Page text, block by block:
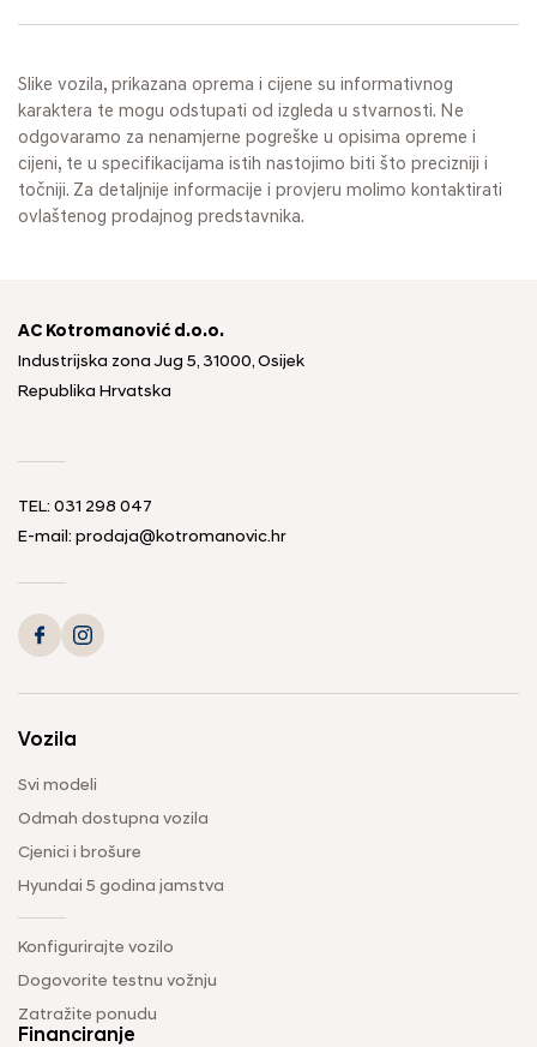
Slike vozila, prikazana oprema i cijene su informativnog
karaktera te mogu odstupati od izgleda u stvarnosti. Ne
odgovaramo za nenamjerne pogreške u opisima opreme i
cijeni, te u specifikacijama istih nastojimo biti što precizniji i
točniji. Za detaljnije informacije i provjeru molimo kontaktirati
ovlaštenog prodajnog predstavnika.
AC Kotromanović d.o.o.
Industrijska zona Jug 5, 31000, Osijek
Republika Hrvatska
TEL: 031 298 047
E-mail: prodaja@kotromanovic.hr
Vozila
Svi modeli
Odmah dostupna vozila
Cjenici i brošure
Hyundai 5 godina jamstva
Konfigurirajte vozilo
Dogovorite testnu vožnju
Zatražite ponudu
Financiranje